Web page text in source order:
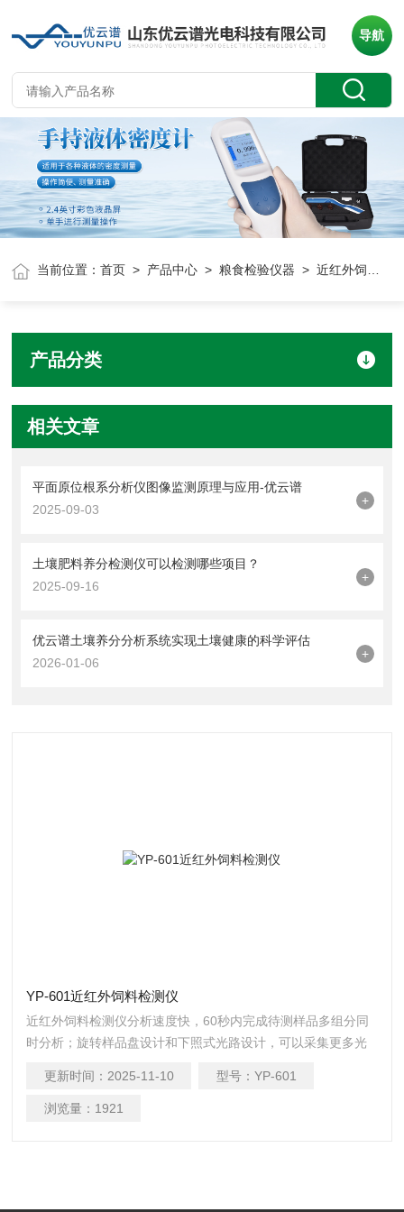
导航
当前位置：首页 > 产品中心 >粮食检验仪器 > 近红外饲料分析仪
产品分类
相关文章
平面原位根系分析仪图像监测原理与应用-优云谱
2025-09-03
+
土壤肥料养分检测仪可以检测哪些项目？
2025-09-16
+
优云谱土壤养分分析系统实现土壤健康的科学评估
2026-01-06
+
YP-601近红外饲料检测仪
近红外饲料检测仪分析速度快，60秒内完成待测样品多组分同
时分析；旋转样品盘设计和下照式光路设计，可以采集更多光
程中的真正无损样品性状分析。
更新时间： 2025-11-10 型号： YP-601
浏览量： 1921